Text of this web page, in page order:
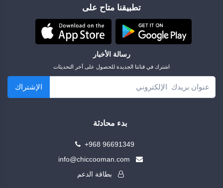
تطبيقنا متاح على
رسالة الأخبار
اشترك في قناتنا الجديدة للحصول على آخر التحديثات
الإشتراك
بدء محادثة
+968 96691349
بطاقة الدعم